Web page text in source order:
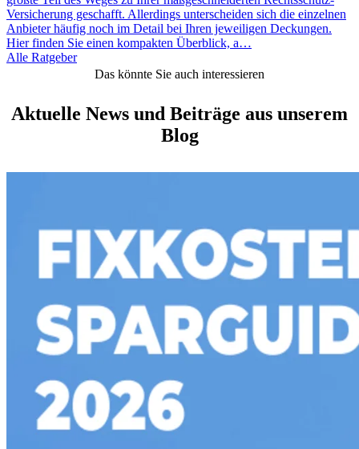
Versicherung geschafft. Allerdings unterscheiden sich die einzelnen
Anbieter häufig noch im Detail bei Ihren jeweiligen Deckungen.
Hier finden Sie einen kompakten Überblick, a…
Alle Ratgeber
Das könnte Sie auch interessieren
Aktuelle News und Beiträge aus unserem
Blog